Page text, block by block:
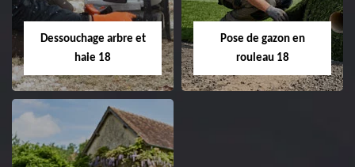
18 Cher tel:
02.52.56.49.40
Entreprise tonte et
Cher tel: 02.52.56.49.40
Dessouchage arbre et
haie 18
Pose de gazon en
rouleau 18